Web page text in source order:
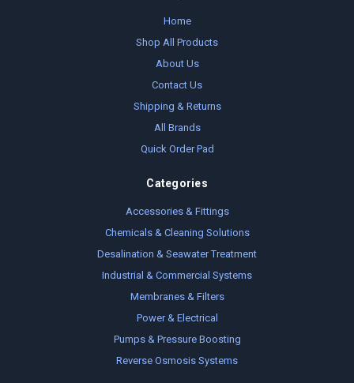
Home
Shop All Products
About Us
Contact Us
Shipping & Returns
All Brands
Quick Order Pad
Categories
Accessories & Fittings
Chemicals & Cleaning Solutions
Desalination & Seawater Treatment
Industrial & Commercial Systems
Membranes & Filters
Power & Electrical
Pumps & Pressure Boosting
Reverse Osmosis Systems